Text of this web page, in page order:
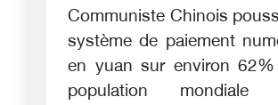
Communiste Chinois
système de paiement
en yuan sur environ
population mondiale